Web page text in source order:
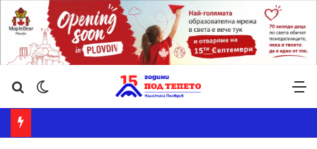
Търсене ...